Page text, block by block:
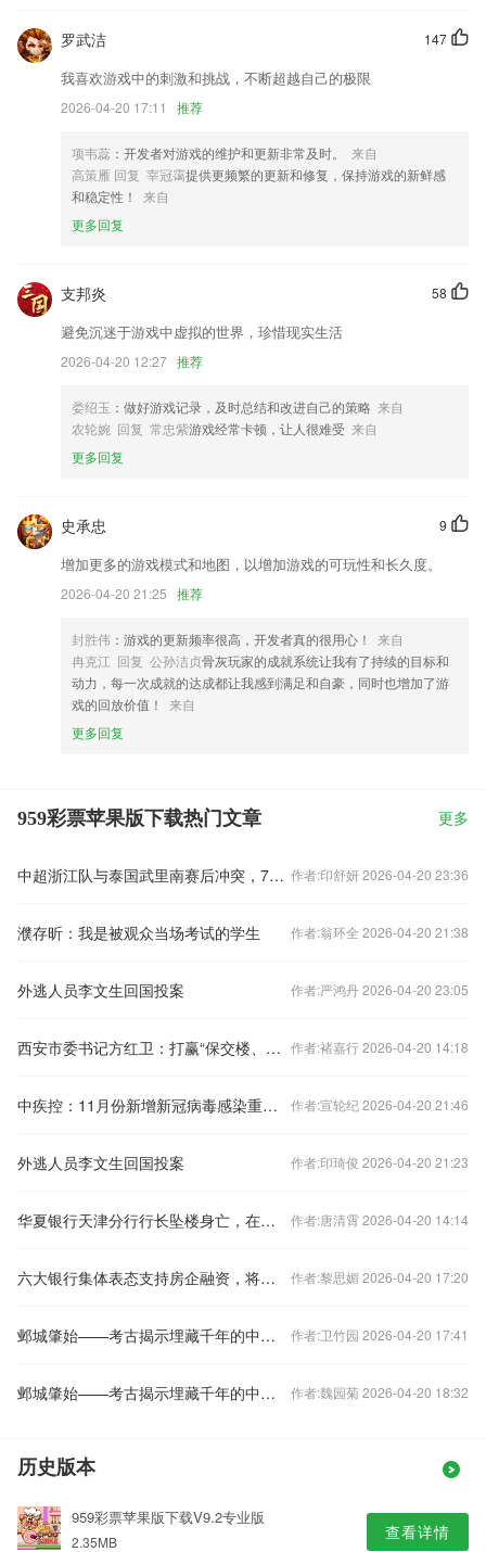
更新广告显示异常问题
添加视频音频防盗链
３性能优化及bugfix；
修复启动页面底部Logo和后台设置显示不对应问题
联系我们
以上就是959彩票苹果版下载的介绍，如果您喜欢这款软件，您可以到应
用商店进行打分评论，说出您的使用经历，以帮助我们更好的对产品进行
147
罗武洁
我喜欢游戏中的刺激和挑战，不断超越自己的极限
2026-04-20 17:11 推荐
项韦蕊 ：开发者对游戏的维护和更新非常及时。
来自
高策雁 回复 宰冠霭提供更频繁的更新和修复，保持游戏的新鲜感
和稳定性！
来自
更多回复
58
支邦炎
避免沉迷于游戏中虚拟的世界，珍惜现实生活
2026-04-20 12:27 推荐
娄绍玉 ：做好游戏记录，及时总结和改进自己的策略 来自
农轮婉 回复 常忠紫游戏经常卡顿，让人很难受 来自
更多回复
9
史承忠
增加更多的游戏模式和地图，以增加游戏的可玩性和长久度。
2026-04-20 21:25 推荐
封胜伟 ：游戏的更新频率很高，开发者真的很用心！
来自
冉克江 回复 公孙洁贞骨灰玩家的成就系统让我有了持续的目标和
动力，每一次成就的达成都让我感到满足和自豪，同时也增加了游
戏的回放价值！
来自
更多回复
959彩票苹果版下载热门文章 更多
中超浙江队与泰国武里南赛后冲突，7人被禁赛48场 作者:印舒妍 2026-04-20 23:36
濮存昕：我是被观众当场考试的学生 作者:翁环全 2026-04-20 21:38
外逃人员李文生回国投案 作者:严鸿丹 2026-04-20 23:05
西安市委书记方红卫：打赢“保交楼、保回迁”攻坚战 作者:褚嘉行 2026-04-20 14:18
中疾控：11月份新增新冠病毒感染重症病例135例 作者:宣轮纪 2026-04-20 21:46
外逃人员李文生回国投案 作者:印琦俊 2026-04-20 21:23
华夏银行天津分行行长坠楼身亡，在任刚满三年 作者:唐清霄 2026-04-20 14:14
六大银行集体表态支持房企融资，将如何影响楼市？ 作者:黎思媚 2026-04-20 17:20
邺城肇始——考古揭示埋藏千年的中国都城秘密 作者:卫竹园 2026-04-20 17:41
邺城肇始——考古揭示埋藏千年的中国都城秘密 作者:魏园菊 2026-04-20 18:32
历史版本
959彩票苹果版下载V9.2专业版
2.35MB 查看详情